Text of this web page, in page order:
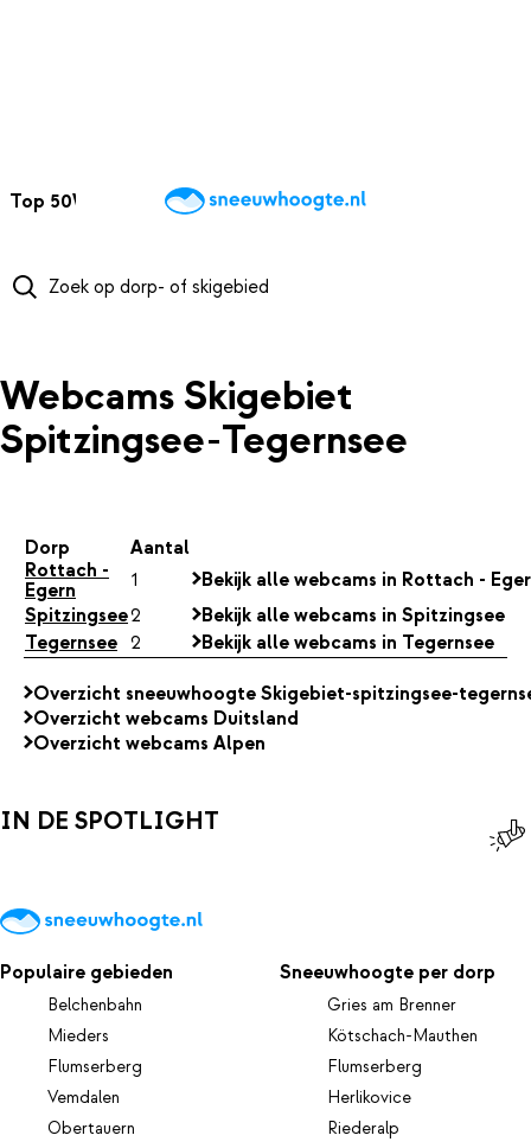
Top 50Webcams WintersportweerKaarten
Webcams Skigebiet
Spitzingsee-Tegernsee
Dorp
Aantal
Rottach -
Egern
1
Bekijk alle webcams in Rottach -
Spitzingsee2
Bekijk alle webcams in Spitzingsee
Tegernsee 2 Bekijk alle webcams in Tegernsee
Overzicht sneeuwhoogte Skigebiet-spitzingsee-
Overzicht webcams Duitsland
Overzicht webcams Alpen
IN DE SPOTLIGHT
Populaire gebieden
Belchenbahn
Mieders
Flumserberg
Vemdalen
Obertauern
Sneeuwhoogte per dorp
Gries am Brenner
Kötschach-Mauthen
Flumserberg
Herlikovice
Riederalp